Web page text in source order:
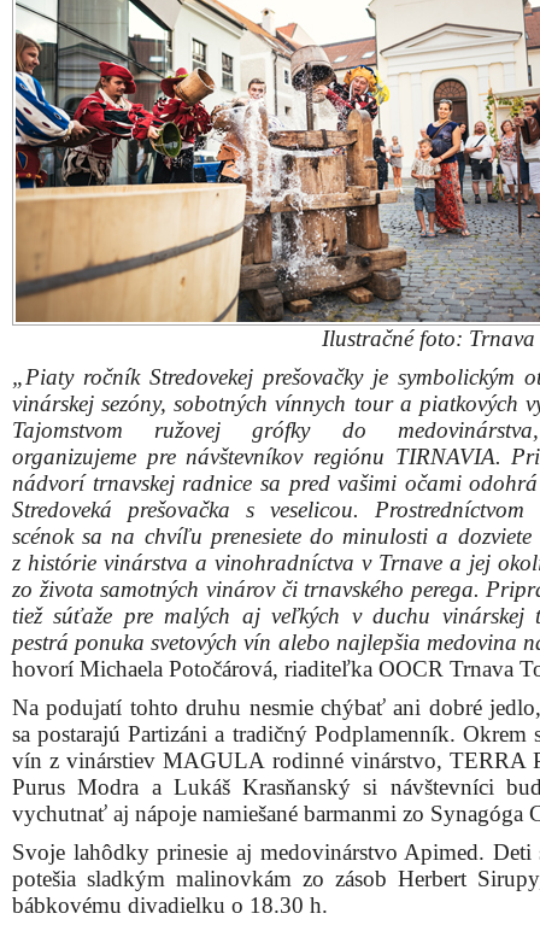
Ilustračné foto: Trnava
„Piaty ročník Stredovekej prešovačky je symbolickým
vinárskej sezóny, sobotných vínnych tour a piatkových
Tajomstvom ružovej grófky do
organizujeme pre návštevníkov regiónu TIRNAVIA.
nádvorí trnavskej radnice sa pred vašimi očami
Stredoveká prešovačka s veselicou. Prostredníctvom
scénok sa na chvíľu prenesiete do minulosti a dozviete
z histórie vinárstva a vinohradníctva v Trnave a jej
zo života samotných vinárov či trnavského perega.
tiež súťaže pre malých aj veľkých v duchu vinárskej
pestrá ponuka svetových vín alebo najlepšia medovina
hovorí Michaela Potočárová, riaditeľka OOCR Trnava
Na podujatí tohto druhu nesmie chýbať ani dobré
sa postarajú Partizáni a tradičný Podplamenník. Okrem
vín z vinárstiev MAGULA rodinné vinárstvo, TERRA
Purus Modra a Lukáš Krasňanský si návštevníci
vychutnať aj nápoje namiešané barmanmi zo Synagóga
Svoje lahôdky prinesie aj medovinárstvo Apimed. Deti
potešia sladkým malinovkám zo zásob Herbert
bábkovému divadielku o 18.30 h.